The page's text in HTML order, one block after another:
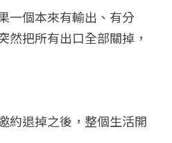
一個本來有輸出、有分
然把所有出口全部關掉，
約退掉之後，整個生活開